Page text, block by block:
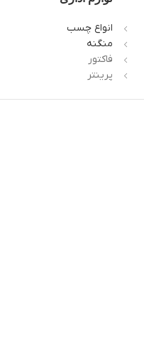
انواع چسب
منگنه
فاکتور
پرینتر